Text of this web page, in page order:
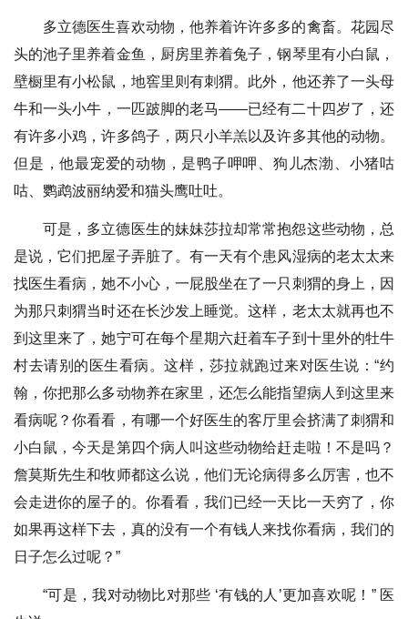
多立德医生喜欢动物，他养着许许多多的禽畜。花园尽
头的池子里养着金鱼，厨房里养着兔子，钢琴里有小白鼠，
壁橱里有小松鼠，地窖里则有刺猬。此外，他还养了一头母
牛和一头小牛，一匹跛脚的老马——已经有二十四岁了，还
有许多小鸡，许多鸽子，两只小羊羔以及许多其他的动物。
但是，他最宠爱的动物，是鸭子呷呷、狗儿杰渤、小猪咕
咕、鹦鹉波丽纳爱和猫头鹰吐吐。
可是，多立德医生的妹妹莎拉却常常抱怨这些动物，总
是说，它们把屋子弄脏了。有一天有个患风湿病的老太太来
找医生看病，她不小心，一屁股坐在了一只刺猬的身上，因
为那只刺猬当时还在长沙发上睡觉。这样，老太太就再也不
到这里来了，她宁可在每个星期六赶着车子到十里外的牡牛
村去请别的医生看病。这样，莎拉就跑过来对医生说：“约
翰，你把那么多动物养在家里，还怎么能指望病人到这里来
看病呢？你看看，有哪一个好医生的客厅里会挤满了刺猬和
小白鼠，今天是第四个病人叫这些动物给赶走啦！不是吗？
詹莫斯先生和牧师都这么说，他们无论病得多么厉害，也不
会走进你的屋子的。你看看，我们已经一天比一天穷了，你
如果再这样下去，真的没有一个有钱人来找你看病，我们的
日子怎么过呢？”
“可是，我对动物比对那些 ‘有钱的人’更加喜欢呢！” 医